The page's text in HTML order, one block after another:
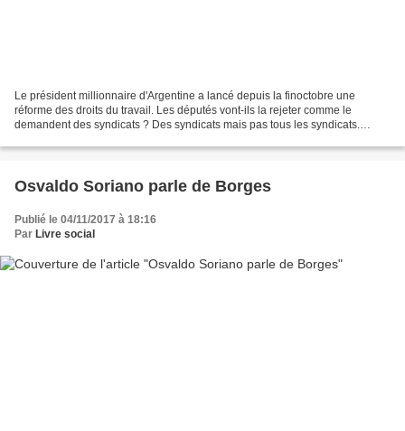
Le président millionnaire d'Argentine a lancé depuis la finoctobre une
réforme des droits du travail. Les députés vont-ils la rejeter comme le
demandent des syndicats ? Des syndicats mais pas tous les syndicats.
Osvaldo Soriano parle de Borges
Publié le 04/11/2017 à 18:16
Par Livre social